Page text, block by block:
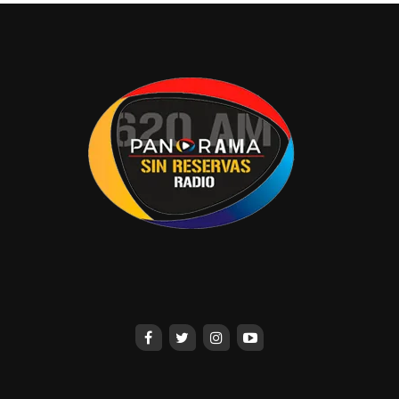
muy complicado atraer a gente de los
alrededores de Tabasco 2000 al Centro. Y de
acuerdo a los afectados, no ven atractivo para
instalarse en la zona.
No deje escuchar el próximo lunes, el programa A
Fondo, conducido por
“Chuy”Sibilla
en el cuadrante del 94.1 de FM.
caraveo20162016@outlook.com